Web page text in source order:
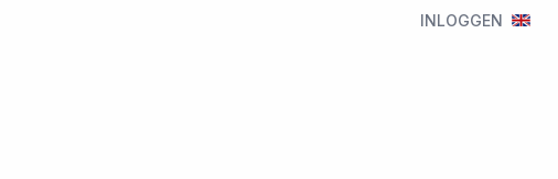
INLOGGEN